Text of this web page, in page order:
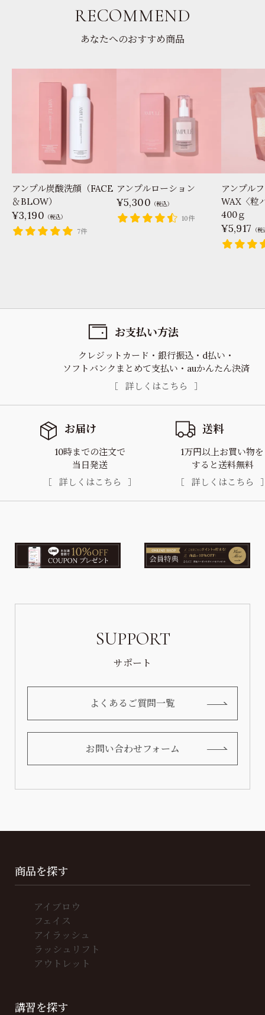
RECOMMEND
あなたへのおすすめ商品
アンプル炭酸洗顔（FACE
＆BLOW）
3,190 （税込）
7件
アンプルローション
5,300 （税込）
10件
アンプル
WAX〈粒
400ｇ
5,917 （
お支払い方法
クレジットカード 銀行振込
d払い
ソフトバンクまとめて支払い
auかんたん決済
詳しくはこちら
お届け
10時までの注文で
当日発送
詳しくはこちら
送料
1万円以上お買い物を
すると送料無料
詳しくはこちら
SUPPORT
サポート
よくあるご質問一覧
お問い合わせフォーム
商品を探す
アイブロウ
フェイス
アイラッシュ
ラッシュリフト
アウトレット
講習を探す